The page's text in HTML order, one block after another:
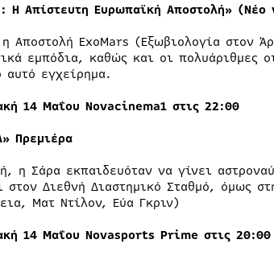
: Η Απίστευτη Ευρωπαϊκή Αποστολή» (Νέο
Αποστολή ExoMars (Εξωβιολογία στον
εμπόδια, καθώς και οι πολυάριθμες
αυτό εγχείρημα.
14 Μαΐου Novacinema1 στις 22:00
Πρεμιέρα
η Σάρα εκπαιδευόταν να γίνει
στον Διεθνή Διαστημικό Σταθμό, όμως
Ματ Ντίλον, Εύα Γκριν)
14 Μαΐου Novasports Prime στις20:00